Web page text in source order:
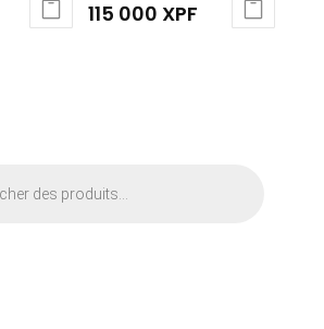
115 000 XPF